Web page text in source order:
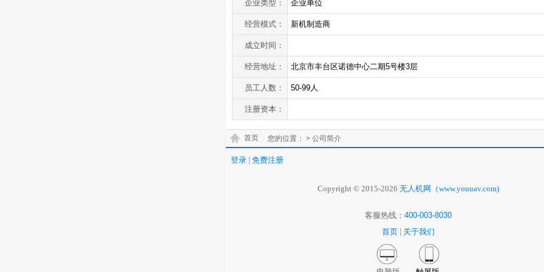
企业类型： 企业单位
经营模式： 新机制造商
成立时间：
经营地址： 北京市丰台区诺德中心二期5号楼3层
员工人数： 50-99人
注册资本：
您的位置：
首页 > 公司简介
登录 免费注册
Copyright © 2015-2026 无人机网（www.youuav.com)
客服热线： 400-003-8030
首页
关于我们